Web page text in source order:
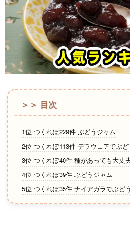
＞＞ 目次
1位 つくれぽ229件 ぶどうジャム
2位 つくれぽ113件 デラウェアでぶ
3位 つくれぽ40件 種があっても大丈
4位 つくれぽ39件 ぶどうジャム
5位 つくれぽ35件 ナイアガラでぶど